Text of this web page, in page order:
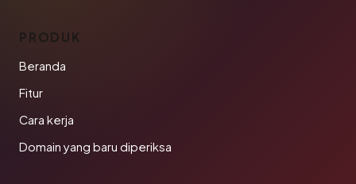
PRODUK
Beranda
Fitur
Cara kerja
Domain yang baru diperiksa